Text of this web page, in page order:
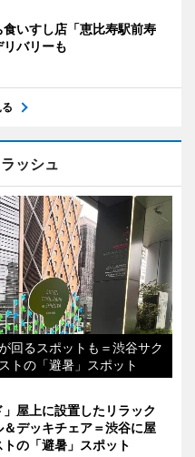
いすし店「恵比寿駅前寿
バリーも
ッシュ
回るスポットも＝渋谷サク
トの「避暑」スポット
屋上に設置したリラック
デッキチェア＝渋谷に屋
の「避暑」スポット